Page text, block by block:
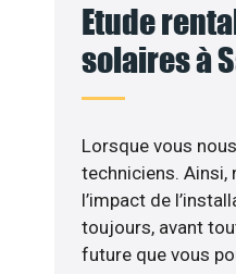
Etude
solaires à
Lorsque vous
techniciens. Ainsi,
l’impact de
toujours, avant
future que vous